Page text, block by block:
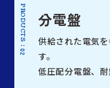
PRODUCTS :
02
分電盤
供給された電気
す。
低圧配分電盤、